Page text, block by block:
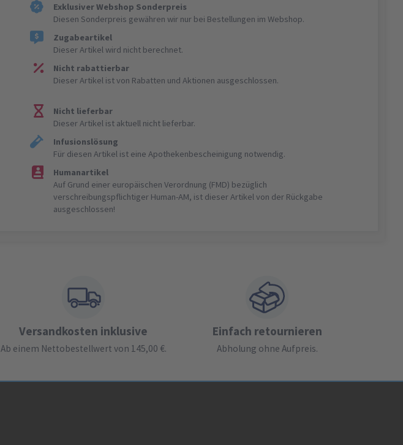
Exklusiver Webshop Sonderpreis
Diesen Sonderpreis gewähren wir nur bei Bestellungen im Webshop.
Zugabeartikel
Dieser Artikel wird nicht berechnet.
Nicht rabattierbar
Dieser Artikel ist von Rabatten und Aktionen ausgeschlossen.
Nicht lieferbar
Dieser Artikel ist aktuell nicht lieferbar.
Infusionslösung
Für diesen Artikel ist eine Apothekenbescheinigung notwendig.
Humanartikel
Auf Grund einer europäischen Verordnung (FMD) bezüglich
verschreibungspflichtiger Human-AM, ist dieser Artikel von der Rückgabe
ausgeschlossen!
Versandkosten inklusive
Ab einem Nettobestellwert von 145,00 €.
Einfach retournieren
Abholung ohne Aufpreis.